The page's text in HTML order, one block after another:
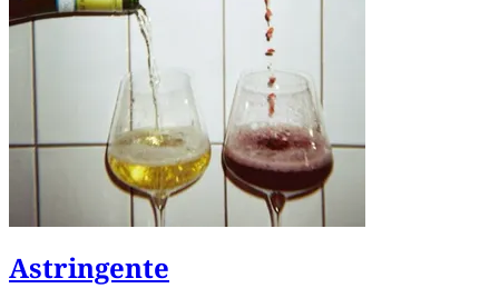
Astringente